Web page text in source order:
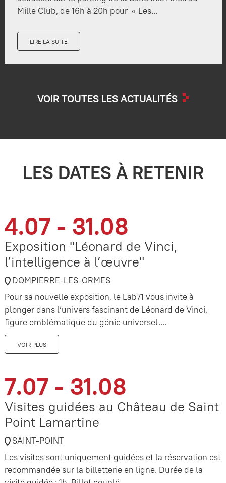
Mille Club, de 16h à 20h pour « Les...
LIRE LA SUITE
VOIR TOUTES LES ACTUALITÉS
LES DATES À RETENIR
4.07 - 31.08
Exposition "Léonard de Vinci,
l’intelligence à l’œuvre"
DOMPIERRE-LES-ORMES
Pour sa nouvelle exposition, le Lab71 vous invite à
plonger dans l’univers fascinant de Léonard de Vinci,
figure emblématique du génie universel....
VOIR PLUS
7.07 - 31.08
Visites guidées au Château de Saint
Point Lamartine
SAINT-POINT
Les visites sont uniquement guidées et la réservation est
recommandée sur la billetterie en ligne. Durée de la